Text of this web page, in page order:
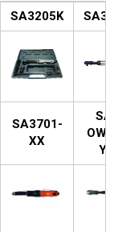
SA3205K
SA3701-
XX
SA-
YY